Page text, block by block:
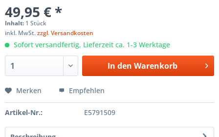
49,95 € *
Inhalt: 1 Stück
inkl. MwSt.zzgl. Versandkosten
Sofort versandfertig, Lieferzeit ca. 1-3 Werktage
In den Warenkorb
Merken Empfehlen
Artikel-Nr.: E5791509